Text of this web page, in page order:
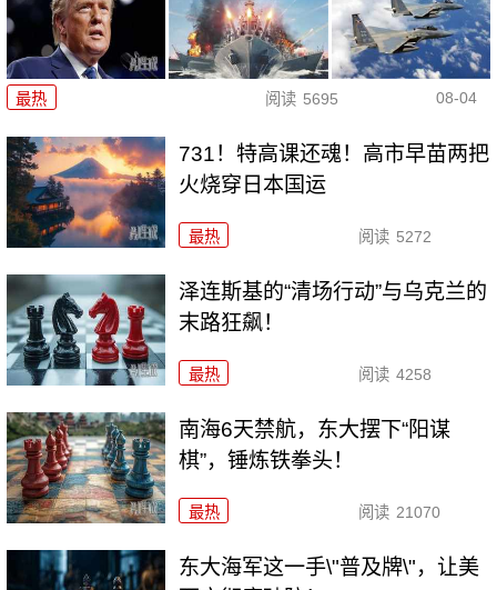
最热 阅读 5695 08-04
731！特高课还魂！高市早苗两把
火烧穿日本国运
最热 阅读 5272
泽连斯基的“清场行动”与乌克兰的
末路狂飙！
最热 阅读 4258
南海6天禁航，东大摆下“阳谋
棋”，锤炼铁拳头！
最热 阅读 21070
东大海军这一手\"普及牌\"，让美